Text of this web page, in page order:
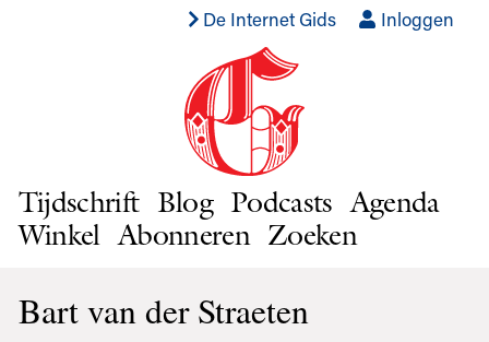
De Internet Gids Inloggen
Tijdschrift Blog Podcasts Agenda
Winkel Abonneren Zoeken
Bart van der Straeten